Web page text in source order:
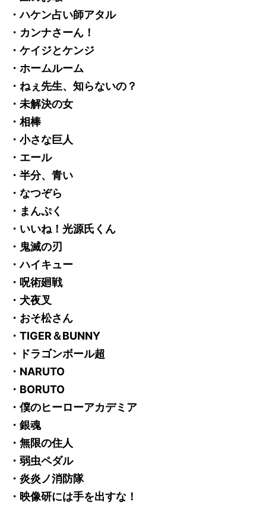
・ハケン占い師アタル
・カンナさーん！
・ケイジとケンジ
・ホームルーム
・ねぇ先生、知らないの？
・未解決の女
・相棒
・小さな巨人
・エール
・半分、青い
・なつぞら
・まんぷく
・いいね！光源氏くん
・鬼滅の刃
・ハイキュー
・呪術廻戦
・犬夜叉
・おそ松さん
・TIGER＆BUNNY
・ドラゴンボール超
・NARUTO
・BORUTO
・僕のヒーローアカデミア
・銀魂
・無限の住人
・弱虫ペダル
・炎炎ノ消防隊
・映像研には手を出すな！